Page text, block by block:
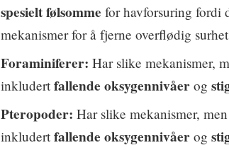
spesielt følsomme for havforsuring fordi
mekanismer for å fjerne overflødig
Foraminiferer: Har slike mekanismer,
inkludert fallende oksygennivåer og
Pteropoder: Har slike mekanismer,
inkludert fallende oksygennivåer og